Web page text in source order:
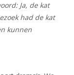
Ja, de kat
had de kat
kunnen